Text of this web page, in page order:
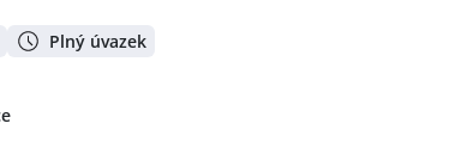
Plný úvazek